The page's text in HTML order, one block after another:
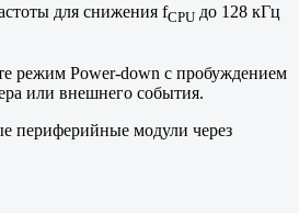
для снижения fCPU до 128 кГц
режим Power-down с пробуждением
или внешнего события.
периферийные модули через